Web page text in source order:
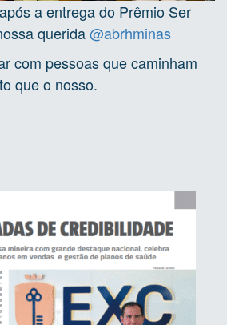
a entrega do Prêmio Ser
querida@abrhminas
com pessoas que caminham
que o nosso.